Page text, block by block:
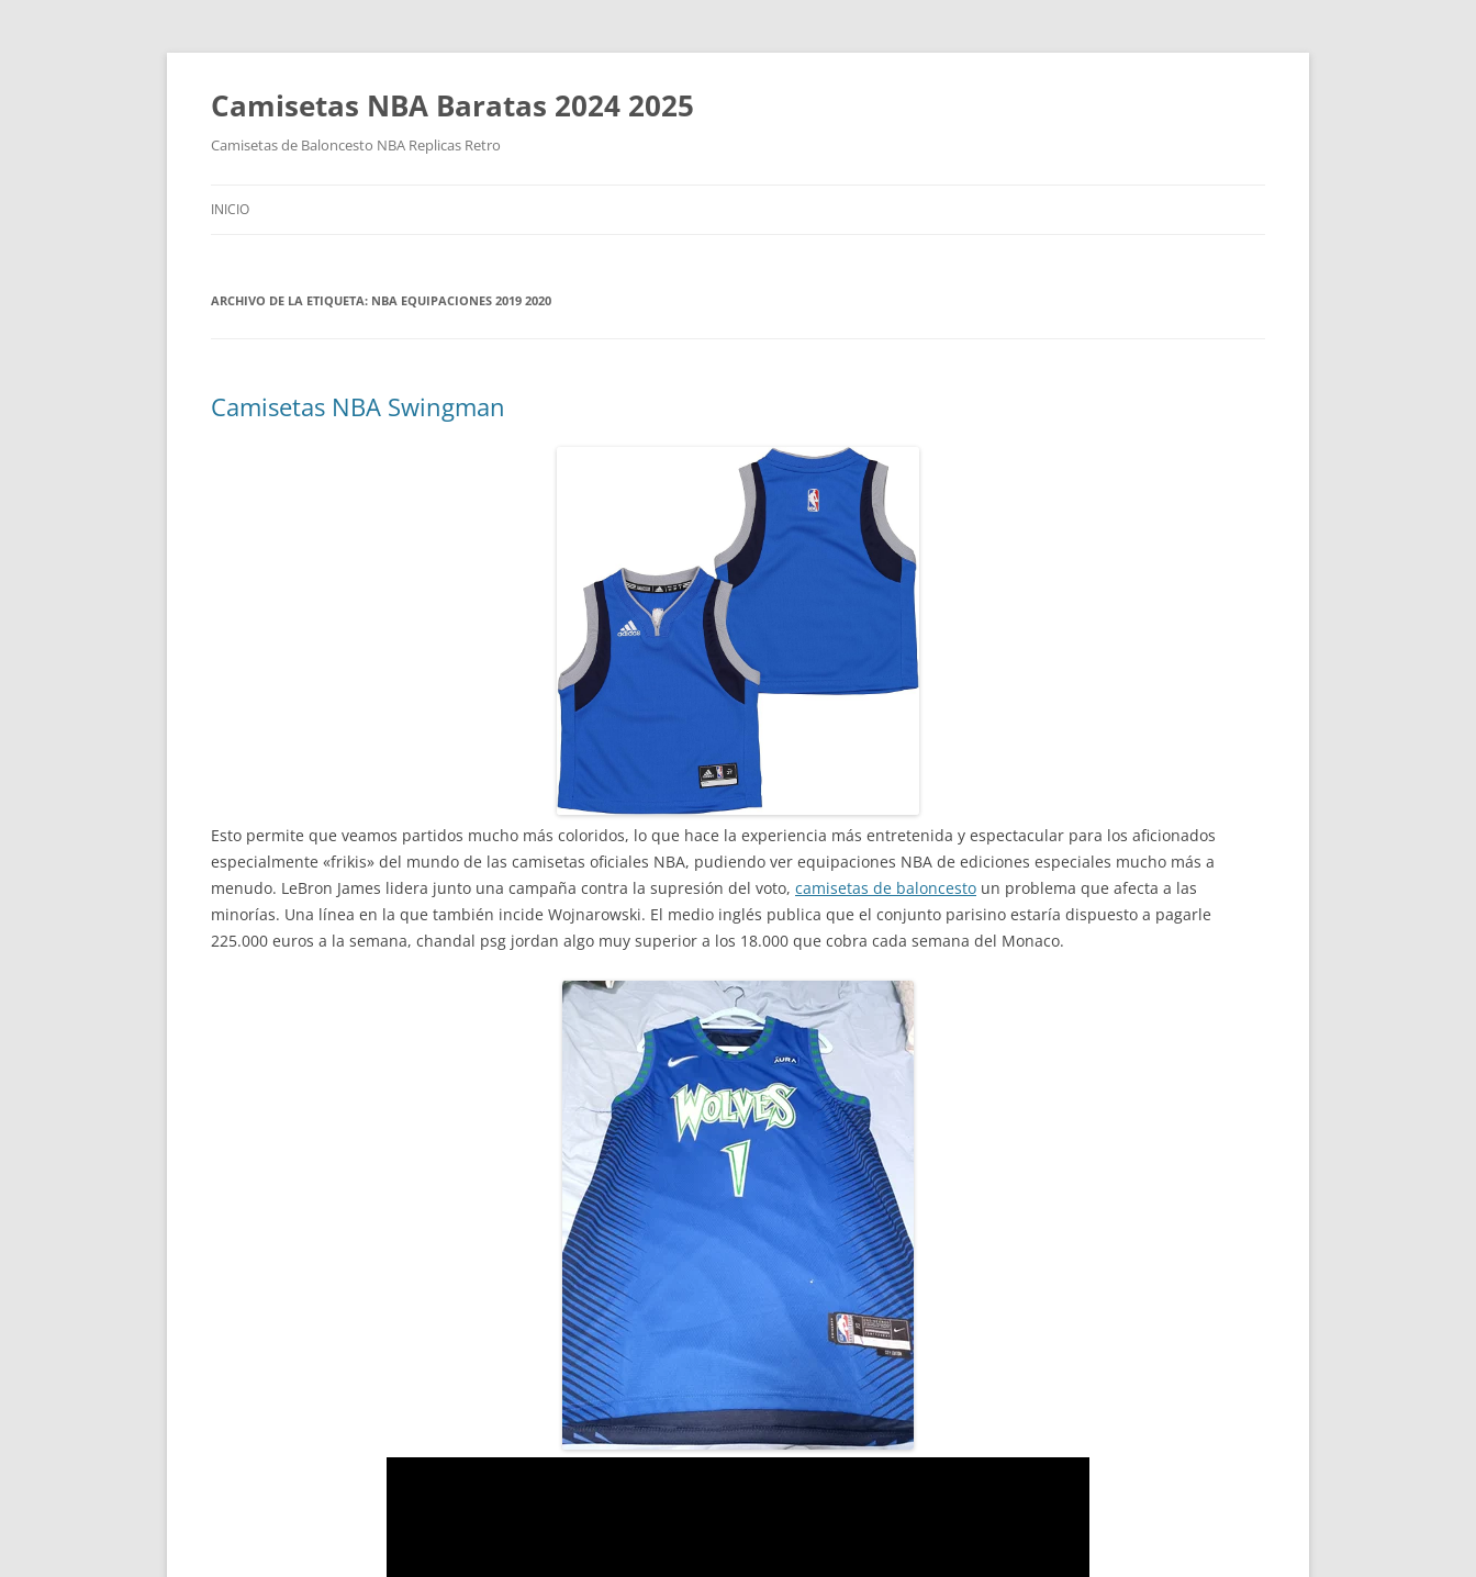
Camisetas NBA Baratas 2024 2025
Camisetas de Baloncesto NBA Replicas Retro
INICIO
ARCHIVO DE LA ETIQUETA: NBA EQUIPACIONES 2019 2020
Camisetas NBA Swingman
Esto permite que veamos partidos mucho más coloridos, lo que hace la experiencia más entretenida y espectacular para los aficionados
especialmente «frikis» del mundo de las camisetas oficiales NBA, pudiendo ver equipaciones NBA de ediciones especiales mucho más a
menudo. LeBron James lidera junto una campaña contra la supresión del voto, camisetas de baloncesto un problema que afecta a las
minorías. Una línea en la que también incide Wojnarowski. El medio inglés publica que el conjunto parisino estaría dispuesto a pagarle
225.000 euros a la semana, chandal psg jordan algo muy superior a los 18.000 que cobra cada semana del Monaco.